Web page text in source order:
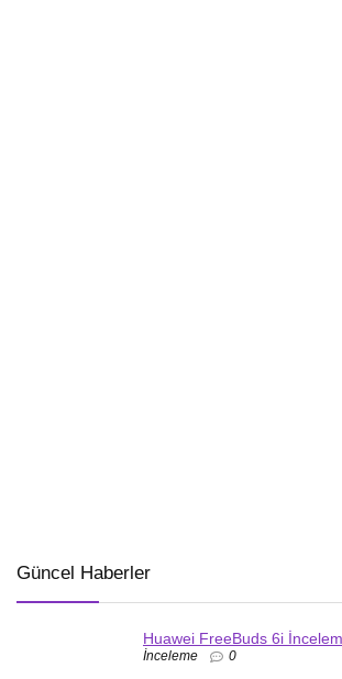
Güncel Haberler
Huawei FreeBuds 6i
İnceleme 0